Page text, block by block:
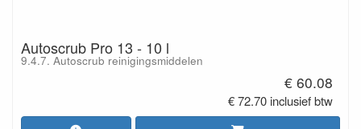
Autoscrub Pro 13 - 10 l
9.4.7. Autoscrub reinigingsmiddelen
€ 60.08
€ 72.70 inclusief btw